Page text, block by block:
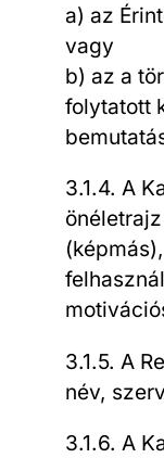
a) az
vagy
b) az a
folytatott
3.1.4. A
3.1.5. A
név,
3.1.6. A